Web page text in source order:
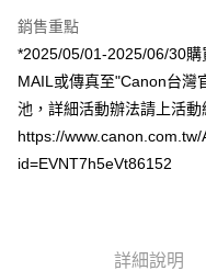
AFTEE先享後付
相關說明
【關於「AFTEE先享後付」】
AFTEE先享後付是「在收到商
１．簡單：不需註冊會員、不
２．便利：只要手機號碼，簡
結帳頁面，進行簡訊認證並
ATM付款
萊爾富取貨付款
銷售重點
*2025/05/01-2025/06/30購
MAIL或傳真至"Canon台灣
池，詳細活動辦法請上活動
https://
id=EVNT7h5eVt86152
詳細說明